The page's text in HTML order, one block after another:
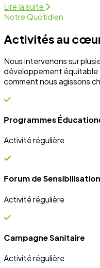
Activité régulière
Activité régulière
Ateliers communautaires
Activité régulière